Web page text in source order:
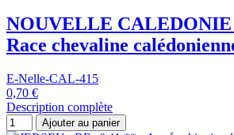
NOUVELLE CALEDONIE
Race chevaline
E-Nelle-CAL-415
0,70 €
Description complète
Ajouter au panier